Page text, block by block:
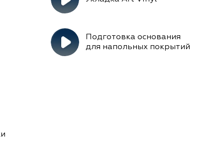
Подготовка основания
для напольных покрытий